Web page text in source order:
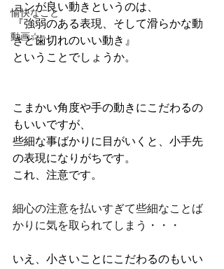
愉快なこと
動画☆
ョンが良い動きというのは、
『強弱のある表現、そして滑らかな動
きと歯切れのいい動き』
ということでしょうか。
こまかい角度や手の動きにこだわるの
もいいですが、
些細な事ばかりに目がいくと、小手先
の表現になりがちです。
これ、注意です。
細心の注意を払いすぎて些細なことば
かりに気を取られてしまう・・・
いえ、小さいことにこだわるのもいい